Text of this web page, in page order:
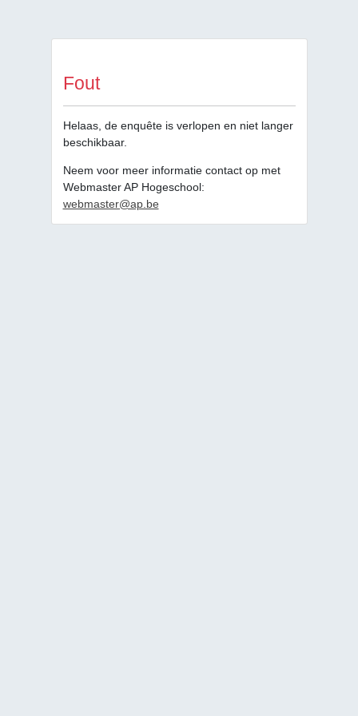
Fout
Helaas, de enquête is verlopen en niet langer
beschikbaar.
Neem voor meer informatie contact op met
Webmaster AP Hogeschool:
webmaster@ap.be